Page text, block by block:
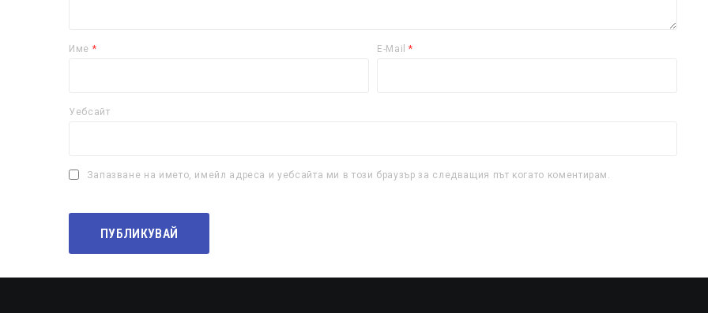
Име * E-Mail*
Уебсайт
Запазване на името, имейл адреса и уебсайта ми в този браузър за следващия път когато коментирам.